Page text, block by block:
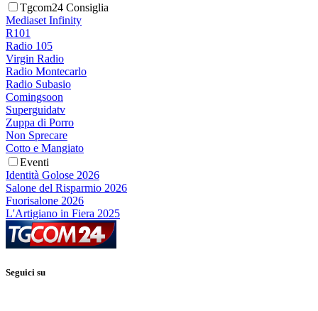
Tgcom24 Consiglia
Mediaset Infinity
R101
Radio 105
Virgin Radio
Radio Montecarlo
Radio Subasio
Comingsoon
Superguidatv
Zuppa di Porro
Non Sprecare
Cotto e Mangiato
Eventi
Identità Golose 2026
Salone del Risparmio 2026
Fuorisalone 2026
L'Artigiano in Fiera 2025
Seguici su